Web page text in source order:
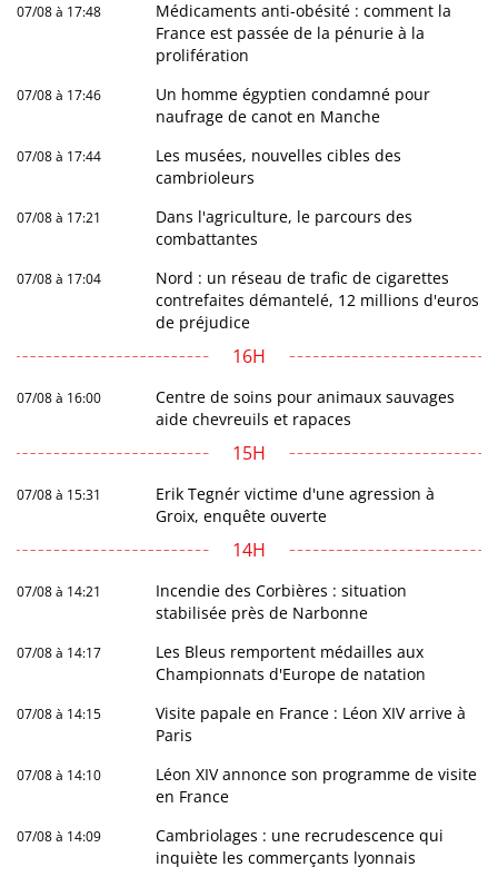
07/08 à 17:48
Médicaments anti-obésité : comment la
France est passée de la pénurie à la
prolifération
07/08 à 17:46
Un homme égyptien condamné pour
naufrage de canot en Manche
07/08 à 17:44
Les musées, nouvelles cibles des
cambrioleurs
07/08 à 17:21
Dans l'agriculture, le parcours des
combattantes
07/08 à 17:04
Nord : un réseau de trafic de cigarettes
contrefaites démantelé, 12 millions d'euros
de préjudice
16H
07/08 à 16:00
Centre de soins pour animaux sauvages
aide chevreuils et rapaces
15H
07/08 à 15:31
Erik Tegnér victime d'une agression à
Groix, enquête ouverte
14H
07/08 à 14:21
Incendie des Corbières : situation
stabilisée près de Narbonne
07/08 à 14:17
Les Bleus remportent médailles aux
Championnats d'Europe de natation
07/08 à 14:15
Visite papale en France : Léon XIV arrive à
Paris
07/08 à 14:10
Léon XIV annonce son programme de visite
en France
07/08 à 14:09
Cambriolages : une recrudescence qui
inquiète les commerçants lyonnais